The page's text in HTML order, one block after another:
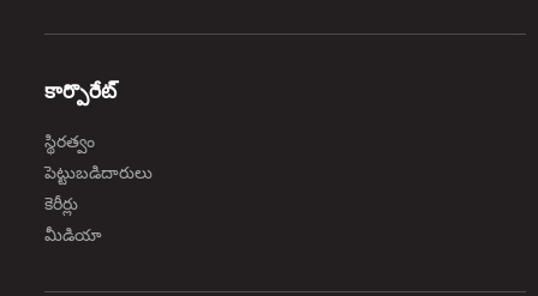
కార్పొరేట్
స్థిరత్వం
పెట్టుబడిదారులు
కెరీర్లు
మీడియా